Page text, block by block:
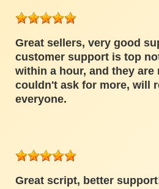
Great sellers, very good
customer support is top
within a hour, and they are
couldn't ask for more, will
everyone.
Great script, better